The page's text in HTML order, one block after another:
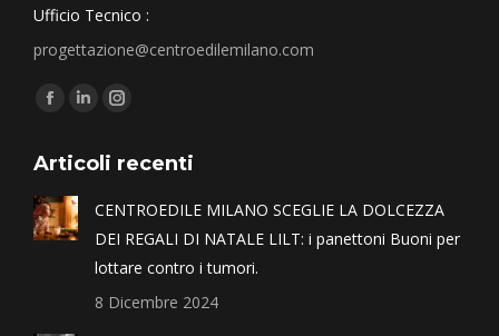
Ufficio Tecnico :
progettazione@centroedilemilano.com
Find us on:
Articoli recenti
CENTROEDILE MILANO SCEGLIE LA DOLCEZZA
DEI REGALI DI NATALE LILT: i panettoni Buoni per
lottare contro i tumori.
8 Dicembre 2024